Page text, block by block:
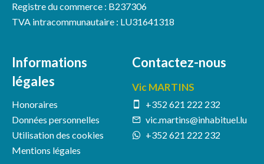
Registre du commerce : B237306
TVA intracommunautaire : LU31641318
Informations
légales
Honoraires
Données personnelles
Utilisation des cookies
Mentions légales
Contactez-nous
Vic MARTINS
+352 621 222 232
vic.martins@inhabituel.lu
+352 621 222 232